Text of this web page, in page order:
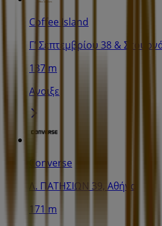
Coffee Island
Γ' Σεπτεμβρίου 38 &
137 m
Ανοιξε
Converse
Λ. ΠΑΤΗΣΙΩΝ 39, Αθήνα
171 m